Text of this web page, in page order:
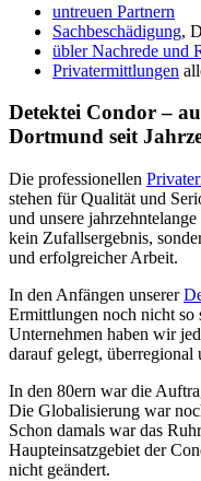
untreuen Partnern
Sachbeschädigung,
übler Nachrede und
Privatermittlungen
Detektei Condor –
Dortmund seit
Die professionellen
stehen für Qualität und
und unsere
kein Zufallsergebnis,
und erfolgreicher Arbeit.
In den Anfängen unserer
Ermittlungen noch nicht so
Unternehmen haben wir
darauf gelegt, überregional
In den 80ern war die
Die Globalisierung war
Schon damals war das
Haupteinsatzgebiet der
nicht geändert.